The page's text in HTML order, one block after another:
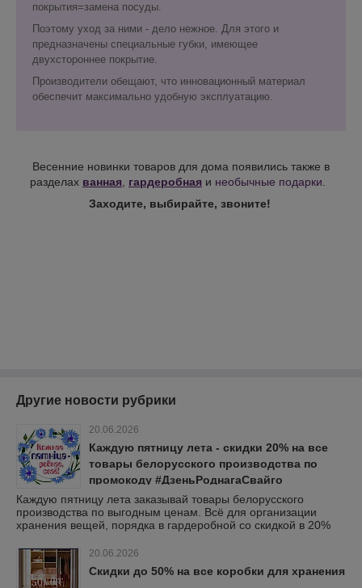
покрытия=замена посуды.
Поэтому уход за ними - дело нежное. Для этого и
предназначены специальные губки, имеющее
двухстороннее покрытие.
Производители обещают, что инновационный материал
обеспечит максимально удобную эксплуатацию.
Весенние новинки товаров для дома появились также в
разделах ванная гардеробная и необычные подарки
Заходите, выбирайте, звоните!
Другие новости рубрики
20.06.2026
Каждую пятницу лета - скидки 20% на все
товары белорусского производства по
промокоду #ДзеньРоднагаСвайго
Каждую пятницу лета заказывай товары белорусского
производства по выгодным ценам. Всё для организации
хранения вещей, порядка в гардеробной со скидкой в 20%
20.06.2026
Скидки до 50% на все коробки для хранения